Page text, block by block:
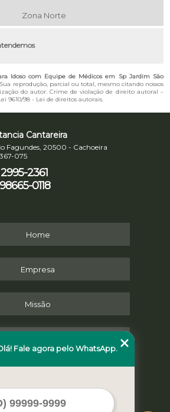
Zona Norte
Idoso com Equipe de Médicos em Sp Jardim São
reprodução, parcial ou total, mesmo citando nossos
do autor. Crime de violação de direito autoral –
9610/98 - Lei de direitos autorais.
Cantareira
Fagundes, 20500 - Cachoeira
075
2995-2361
98665-0118
Home
Empresa
Missão
Mapa do site
Fale agora pelo WhatsApp.